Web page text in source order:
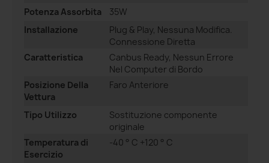
Potenza Assorbita
35W
Installazione
Plug & Play, Nessuna Modifica.
Connessione Diretta
Caratteristica
Canbus Ready, Nessun Errore
Nel Computer di Bordo
Posizione Della
Vettura
Faro Anteriore
Tipo Utilizzo
Sostituzione componente
originale
Temperatura di
Esercizio
-40 ° C +120 ° C